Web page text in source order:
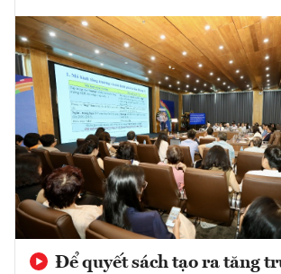
Để quyết sách tạo ra tăng